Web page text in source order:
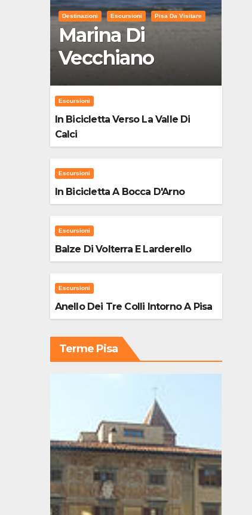
Destinazioni Escursioni Pisa Da Visitare
Marina Di
Vecchiano
Escursioni
In Bicicletta Verso La Valle Di
Calci
Escursioni
In Bicicletta A Bocca D'Arno
Escursioni
Balze Di Volterra E Larderello
Escursioni
Anello Dei Tre Colli Intorno A Pisa
Terme Pisa